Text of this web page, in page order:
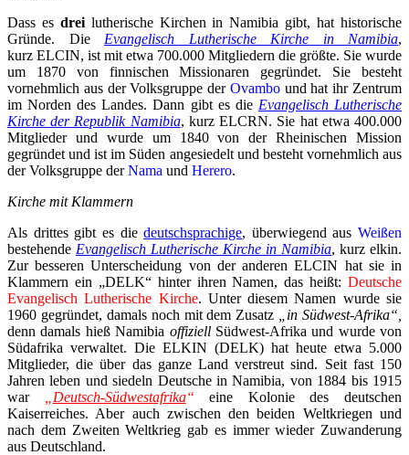
Dass es dreilutherische Kirchen in Namibia gibt, hat historische
Gründe. Die Evangelisch Lutherische Kirche in Namibia,
kurz ELCIN, ist mit etwa 700.000 Mitgliedern die größte. Sie wurde
um 1870 von finnischen Missionaren gegründet. Sie besteht
vornehmlich aus der Volksgruppe der Ovambound hat ihr Zentrum
im Norden des Landes. Dann gibt es die Evangelisch Lutherische
Kirche der Republik Namibia, kurz ELCRN. Sie hat etwa 400.000
Mitglieder und wurde um 1840 von der Rheinischen Mission
gegründet und ist im Süden angesiedelt und besteht vornehmlich aus
der Volksgruppe derNama und Herero.
Kirche mit Klammern
Als drittes gibt es diedeutschsprachige, überwiegend aus Weißen
bestehende Evangelisch Lutherische Kirche in Namibia, kurz elkin.
Zur besseren Unterscheidung von der anderen ELCIN hat sie in
Klammern ein „DELK“ hinter ihren Namen, das heißt: Deutsche
Evangelisch Lutherische Kirche. Unter diesem Namen wurde sie
1960 gegründet, damals noch mit dem Zusatz
„in Südwest-Afrika“,
denn damals hieß Namibia offiziellSüdwest-Afrika und wurde von
Südafrika verwaltet. Die ELKIN (DELK) hat heute etwa 5.000
Mitglieder, die über das ganze Land verstreut sind. Seit fast 150
Jahren leben und siedeln Deutsche in Namibia, von 1884 bis 1915
war
Deutsch-Südwestafrika“ eine Kolonie des deutschen
Kaiserreiches. Aber auch zwischen den beiden Weltkriegen und
nach dem Zweiten Weltkrieg gab es immer wieder Zuwanderung
aus Deutschland.